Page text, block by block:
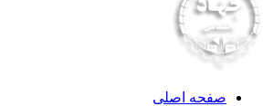
صفحه اصلی